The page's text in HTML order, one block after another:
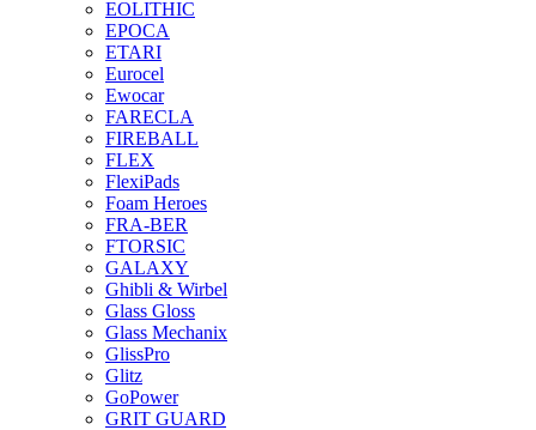
EOLITHIC
EPOCA
ETARI
Eurocel
Ewocar
FARECLA
FIREBALL
FLEX
FlexiPads
Foam Heroes
FRA-BER
FTORSIC
GALAXY
Ghibli & Wirbel
Glass Gloss
Glass Mechanix
GlissPro
Glitz
GoPower
GRIT GUARD